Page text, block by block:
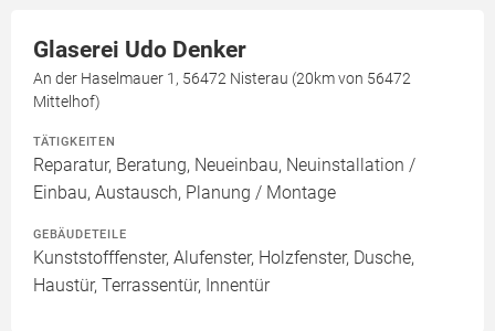
Glaserei Udo Denker
An der Haselmauer 1, 56472 Nisterau (20km von 56472
Mittelhof)
TÄTIGKEITEN
Reparatur, Beratung, Neueinbau, Neuinstallation /
Einbau, Austausch, Planung / Montage
GEBÄUDETEILE
Kunststofffenster, Alufenster, Holzfenster, Dusche,
Haustür, Terrassentür, Innentür